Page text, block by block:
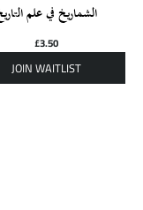
الشماريخ في علم
£3.50